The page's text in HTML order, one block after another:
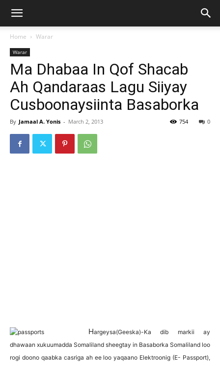
Home Warar
Warar
Ma Dhabaa In Qof Shacab
Ah Qandaraas Lagu Siiyay
Cusboonaysiinta Basaborka
By Jamaal A. Yonis - March 2, 2013 0
754
Hargeysa(Geeska)-Ka dib markii ay
dhawaan xukuumadda Somaliland sheegtay in Basaborka Somaliland loo
rogi doono qaabka casriga ah ee loo yaqaano Elektroonig (E- Passport),